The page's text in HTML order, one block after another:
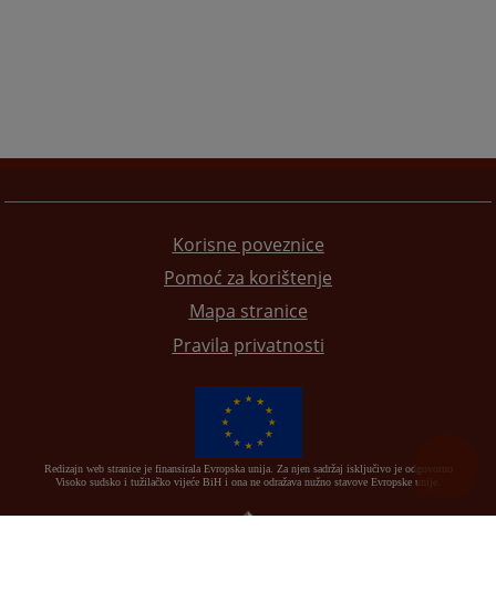
Korisne poveznice
Pomoć za korištenje
Mapa stranice
Pravila privatnosti
Redizajn web stranice je finansirala Evropska unija. Za njen sadržaj isključivo je odgovorno
Visoko sudsko i tužilačko vijeće BiH i ona ne odražava nužno stavove Evropske unije.